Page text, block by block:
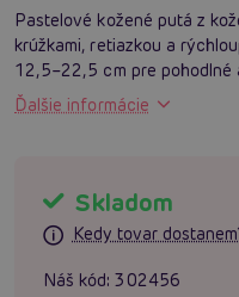
Pastelové kožené putá z
krúžkami, retiazkou a
12,5–22,5 cm pre pohodlné
Ďalšie informácie
Skladom
Kedy tovar
Náš kód: 302456